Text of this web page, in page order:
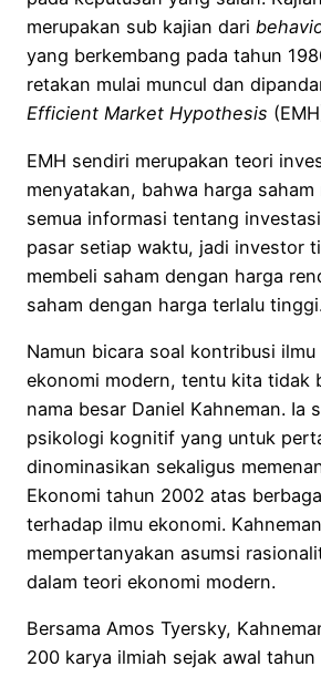
merupakan sub kajian dari
yang berkembang pada tahun
retakan mulai muncul dan
Efficient Market Hypothesis
EMH sendiri merupakan teori
menyatakan, bahwa harga saham
semua informasi tentang
pasar setiap waktu, jadi investor
membeli saham dengan harga
saham dengan harga terlalu tinggi.
Namun bicara soal kontribusi ilmu
ekonomi modern, tentu kita tidak
nama besar Daniel Kahneman. Ia
psikologi kognitif yang untuk
dinominasikan sekaligus
Ekonomi tahun 2002 atas
terhadap ilmu ekonomi.
mempertanyakan asumsi
dalam teori ekonomi modern.
Bersama Amos Tyersky,
200 karya ilmiah sejak awal